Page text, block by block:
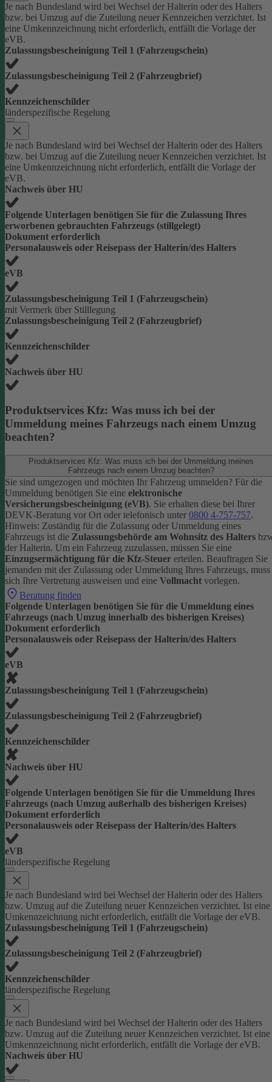
Je nach Bundesland wird bei Wechsel der Halterin oder des Halters
bzw. bei Umzug auf die Zuteilung neuer Kennzeichen verzichtet. Ist
eine Umkennzeichnung nicht erforderlich, entfällt die Vorlage der
eVB.
Zulassungsbescheinigung Teil 1 (Fahrzeugschein)
Zulassungsbescheinigung Teil 2 (Fahrzeugbrief)
Kennzeichenschilder
länderspezifische Regelung
Je nach Bundesland wird bei Wechsel der Halterin oder des Halters
bzw. bei Umzug auf die Zuteilung neuer Kennzeichen verzichtet. Ist
eine Umkennzeichnung nicht erforderlich, entfällt die Vorlage der
eVB.
Nachweis über HU
Folgende Unterlagen benötigen Sie für die Zulassung Ihres
erworbenen gebrauchten Fahrzeugs (stillgelegt)
Dokument erforderlich
Personalausweis oder Reisepass der Halterin/des Halters
eVB
Zulassungsbescheinigung Teil 1 (Fahrzeugschein)
mit Vermerk über Stilllegung
Zulassungsbescheinigung Teil 2 (Fahrzeugbrief)
Kennzeichenschilder
Nachweis über HU
Produktservices Kfz: Was muss ich bei der
Ummeldung meines Fahrzeugs nach einem Umzug
beachten?
Produktservices Kfz: Was muss ich bei der Ummeldung meines
Fahrzeugs nach einem Umzug beachten?
Sie sind umgezogen und möchten Ihr Fahrzeug ummelden? Für die
Ummeldung benötigen Sie eine elektronische
Versicherungsbescheinigung (eVB). Sie erhalten diese bei Ihrer
DEVK-Beratung vor Ort oder telefonisch unter 0800 4-757-757.
Hinweis: Zuständig für die Zulassung oder Ummeldung eines
Fahrzeugs ist die Zulassungsbehörde am Wohnsitz des Halters
der Halterin. Um ein Fahrzeug zuzulassen, müssen Sie eine
Einzugsermächtigung für die Kfz-Steuer erteilen. Beauftragen Sie
jemanden mit der Zulassung oder Ummeldung Ihres Fahrzeugs, muss
sich Ihre Vertretung ausweisen und eine Vollmacht vorlegen.
Beratung finden
Folgende Unterlagen benötigen Sie für die Ummeldung eines
Fahrzeugs (nach Umzug innerhalb des bisherigen Kreises)
Dokument erforderlich
Personalausweis oder Reisepass der Halterin/des Halters
eVB
Zulassungsbescheinigung Teil 1 (Fahrzeugschein)
Zulassungsbescheinigung Teil 2 (Fahrzeugbrief)
Kennzeichenschilder
Nachweis über HU
Folgende Unterlagen benötigen Sie für die Ummeldung Ihres
Fahrzeugs (nach Umzug außerhalb des bisherigen Kreises)
Dokument erforderlich
Personalausweis oder Reisepass der Halterin/des Halters
eVB
länderspezifische Regelung
Je nach Bundesland wird bei Wechsel der Halterin oder des Halters
bzw. Umzug auf die Zuteilung neuer Kennzeichen verzichtet. Ist eine
Umkennzeichnung nicht erforderlich, entfällt die Vorlage der eVB.
Zulassungsbescheinigung Teil 1 (Fahrzeugschein)
Zulassungsbescheinigung Teil 2 (Fahrzeugbrief)
Kennzeichenschilder
länderspezifische Regelung
Je nach Bundesland wird bei Wechsel der Halterin oder des Halters
bzw. Umzug auf die Zuteilung neuer Kennzeichen verzichtet. Ist eine
Umkennzeichnung nicht erforderlich, entfällt die Vorlage der eVB.
Nachweis über HU